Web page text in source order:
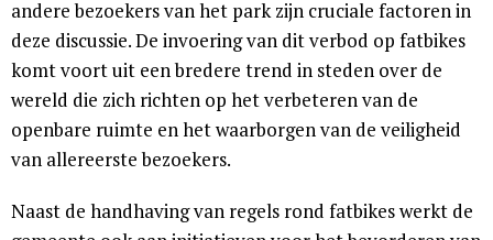
andere bezoekers van het park zijn cruciale factoren in
deze discussie. De invoering van dit verbod op fatbikes
komt voort uit een bredere trend in steden over de
wereld die zich richten op het verbeteren van de
openbare ruimte en het waarborgen van de veiligheid
van allereerste bezoekers.
Naast de handhaving van regels rond fatbikes werkt de